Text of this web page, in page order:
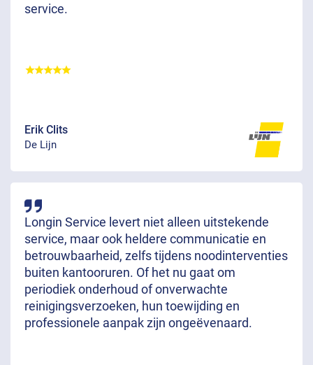
service.
Erik Clits
De Lijn
Longin Service levert niet alleen uitstekende
service, maar ook heldere communicatie en
betrouwbaarheid, zelfs tijdens noodinterventies
buiten kantooruren. Of het nu gaat om
periodiek onderhoud of onverwachte
reinigingsverzoeken, hun toewijding en
professionele aanpak zijn ongeëvenaard.